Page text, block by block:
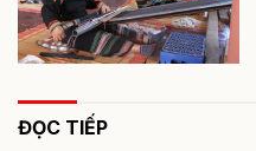
ĐỌC TIẾP